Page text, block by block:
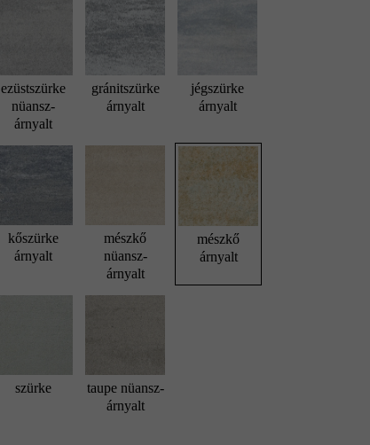
ezüstszürke
nüansz-
árnyalt
gránitszürke
árnyalt
jégszürke
árnyalt
kőszürke
árnyalt
mészkő
nüansz-
árnyalt
mészkő
árnyalt
szürke
taupe nüansz-
árnyalt